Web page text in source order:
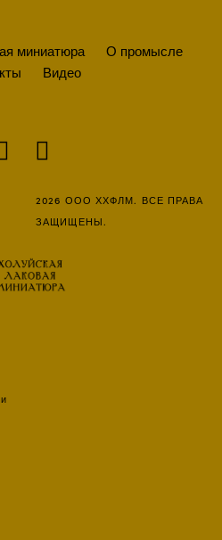
миниатюра
О промысле
Видео
2026 ООО ХХФЛМ. ВСЕ ПРАВА
ЗАЩИЩЕНЫ.